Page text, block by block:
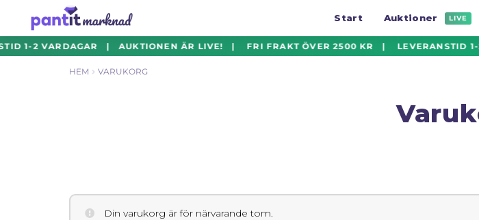
Hoppa
till
navigering
Hoppa
till
innehåll
1-2 VARDAGAR | AUKTIONEN ÄR LIVE! | FRI FRAKT ÖVER 2500 KR |
Start Auktioner LIVE
HEM VARUKORG
Din varukorg är för närvarande tom.